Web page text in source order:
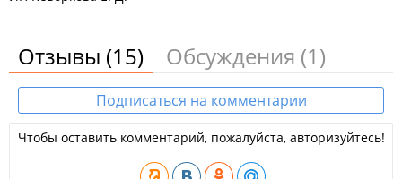
Отзывы (15) Обсуждения (1)
Подписаться на комментарии
Чтобы оставить комментарий, пожалуйста, авторизуйтесь!